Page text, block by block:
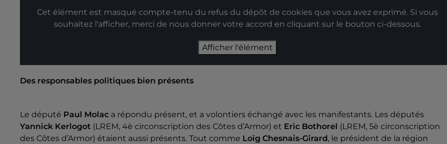
Cet élément est masqué compte-tenu du refus du dépôt de cookies que vous avez exprimé. Si vous
souhaitez l'afficher, merci de nous donner votre accord en cliquant sur le bouton ci-dessous.
Afficher l'élément
Des responsables politiques bien présents
Le député Paul Molac a répondu présent, et a volontiers échangé avec les manifestants. Les députés
Yannick Kerlogot (LREM, 4è circonscription des Côtes d’Armor) et Eric Bothorel (LREM, 5è circonscription
des Côtes d’Armor) étaient aussi présents. Tout comme Loïg Chesnais-Girard, le président de la région